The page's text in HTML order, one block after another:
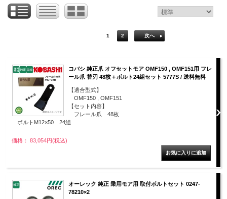
1 2 次へ
コバシ 純正爪 オフセットモア OMF150 , OMF151用 フレ
ール爪 替刃 48枚＋ボルト24組セット 5777S / 送料無料
【適合型式】
OMF150 , OMF151
【セット内容】
フレール爪 48枚
ボルトM12×50 24組
価格： 83,054円(税込)
オーレック 純正 乗用モア用 取付ボルトセット 0247-
78210×2